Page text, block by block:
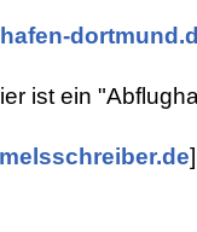
ist ein
]